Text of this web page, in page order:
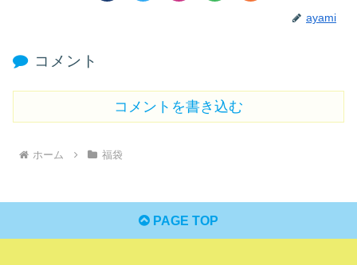
ayami
コメント
コメントを書き込む
ホーム 福袋
PAGE TOP